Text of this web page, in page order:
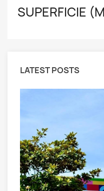
SUPERFICIE
LATEST POSTS